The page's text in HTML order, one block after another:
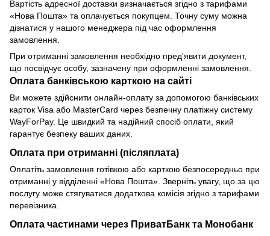
Вартість адресної доставки визначається згідно з тарифами
«Нова Пошта» та оплачується покупцем. Точну суму можна
дізнатися у нашого менеджера під час оформлення
замовлення.
При отриманні замовлення необхідно пред'явити документ,
що посвідчує особу, зазначену при оформленні замовлення.
Оплата банківською карткою на сайті
Ви можете здійснити онлайн-оплату за допомогою банківських
карток Visa або MasterCard через безпечну платіжну систему
WayForPay. Це швидкий та надійний спосіб оплати, який
гарантує безпеку ваших даних.
Оплата при отриманні (післяплата)
Оплатіть замовлення готівкою або карткою безпосередньо при
отриманні у відділенні «Нова Пошта». Зверніть увагу, що за цю
послугу може стягуватися додаткова комісія згідно з тарифами
перевізника.
Оплата частинами через ПриватБанк та Монобанк